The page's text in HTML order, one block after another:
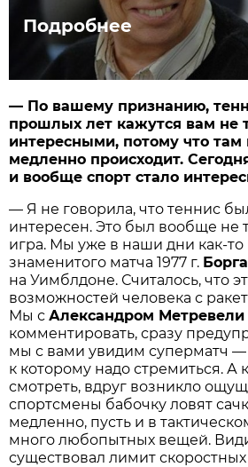
Подробнее
— По вашему признанию,
прошлых лет кажутся вам не
интересными, потому что там
медленно происходит.
и вообще спорт стало
— Я не говорила, что теннис
интересен. Это был вообще не
игра. Мы уже в наши дни как-то
знаменитого матча 1977 г. Борга
на Уимблдоне. Считалось, что
возможностей человека с
Мы сАлександром Метревели
комментировать, сразу
мы с вами увидим суперматч —
к которому надо стремиться. А
смотреть, вдруг возникло
спортсмены бабочку ловят
медленно, пусть и в
много любопытных вещей.
существовал лимит